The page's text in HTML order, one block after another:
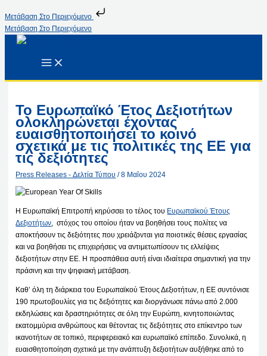
Μετάβαση Στο Περιεχόμενο
Μετάβαση Στο Περιεχόμενο
Το Ευρωπαϊκό Έτος Δεξιοτήτων
ολοκληρώνεται έχοντας
ευαισθητοποιήσει το κοινό
σχετικά με τις πολιτικές της ΕΕ για
τις δεξιότητες
Press Releases - Δελτία Τύπου /8 Μαΐου 2024
Η Ευρωπαϊκή Επιτροπή κηρύσσει το τέλος του Ευρωπαϊκού Έτους
Δεξιοτήτων, στόχος του οποίου ήταν να βοηθήσει τους πολίτες να
αποκτήσουν τις δεξιότητες που χρειάζονται για ποιοτικές θέσεις εργασίας
και να βοηθήσει τις επιχειρήσεις να αντιμετωπίσουν τις ελλείψεις
δεξιοτήτων στην ΕΕ. Η προσπάθεια αυτή είναι ιδιαίτερα σημαντική για την
πράσινη και την ψηφιακή μετάβαση.
Καθ’ όλη τη διάρκεια του Ευρωπαϊκού Έτους Δεξιοτήτων, η ΕΕ συντόνισε
190 πρωτοβουλίες για τις δεξιότητες και διοργάνωσε πάνω από 2.000
εκδηλώσεις και δραστηριότητες σε όλη την Ευρώπη, κινητοποιώντας
εκατομμύρια ανθρώπους και θέτοντας τις δεξιότητες στο επίκεντρο των
ικανοτήτων σε τοπικό, περιφερειακό και ευρωπαϊκό επίπεδο. Συνολικά, η
ευαισθητοποίηση σχετικά με την ανάπτυξη δεξιοτήτων αυξήθηκε από το